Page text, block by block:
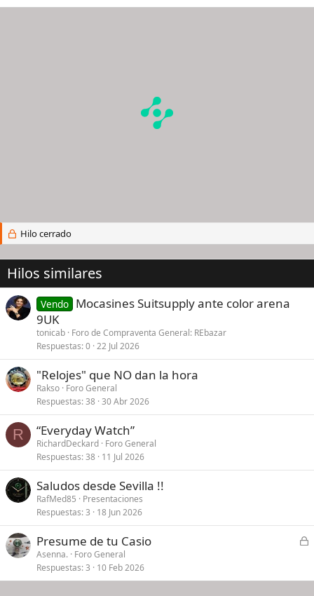
Hilo cerrado
Hilos similares
Vendo Mocasines Suitsupply ante color arena
9UK
tonicab Foro de Compraventa General: REbazar
Respuestas 0 22 Jul 2026
"Relojes" que NO dan la hora
Rakso Foro General
Respuestas 38 30 Abr 2026
R “Everyday Watch”
RichardDeckard Foro General
Respuestas 38 11 Jul 2026
Saludos desde Sevilla !!
RafMed85
Presentaciones
Respuestas 3 18 Jun 2026
C
r
Presume de tu Casio
Asenna. Foro General
Respuestas 3 10 Feb 2026